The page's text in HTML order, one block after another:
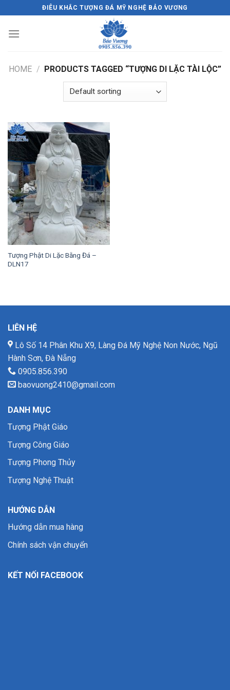
to
content
ĐIÊU KHẮC TƯỢNG ĐÁ MỸ NGHỆ BẢO VƯƠNG
HOME / PRODUCTS TAGGED “TƯỢNG DI LẶC TÀI LỘC”
Tượng Phật Di Lặc Bằng Đá –
DLN17
LIÊN HỆ
Lô Số 14 Phân Khu X9, Làng Đá Mỹ Nghệ Non Nước, Ngũ
Hành Sơn, Đà Nẵng
0905.856.390
baovuong2410@gmail.com
DANH MỤC
Tượng Phật Giáo
Tượng Công Giáo
Tượng Phong Thủy
Tượng Nghệ Thuật
HƯỚNG DẪN
Hướng dẫn mua hàng
Chính sách vận chuyển
KẾT NỐI FACEBOOK